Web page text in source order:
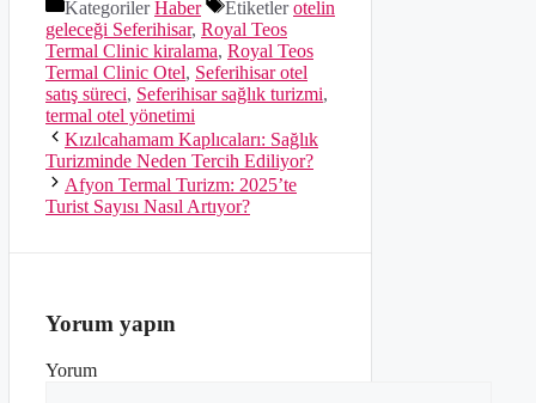
KategorilerHaber Etiketlerotelin
geleceği Seferihisar, Royal Teos
Termal Clinic kiralama, Royal Teos
Termal Clinic Otel, Seferihisar otel
satış süreci, Seferihisar sağlık turizmi,
termal otel yönetimi
Kızılcahamam Kaplıcaları: Sağlık
Turizminde Neden Tercih Ediliyor?
Afyon Termal Turizm: 2025’te
Turist Sayısı Nasıl Artıyor?
Yorum yapın
Yorum